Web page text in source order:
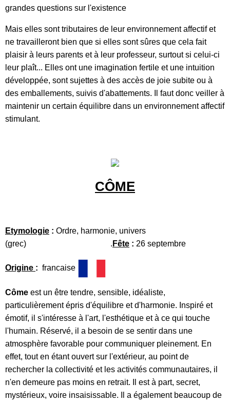
grandes questions sur l'existence
Mais elles sont tributaires de leur environnement affectif et
ne travailleront bien que si elles sont sûres que cela fait
plaisir à leurs parents et à leur professeur, surtout si celui-ci
leur plaît... Elles ont une imagination fertile et une intuition
développée, sont sujettes à des accès de joie subite ou à
des emballements, suivis d'abattements. Il faut donc veiller à
maintenir un certain équilibre dans un environnement affectif
stimulant.
CÔME
Etymologie : Ordre, harmonie, univers
(grec) . Fête : 26 septembre
Origine : francaise
Côme est un être tendre, sensible, idéaliste,
particulièrement épris d'équilibre et d'harmonie. Inspiré et
émotif, il s'intéresse à l'art, l'esthétique et à ce qui touche
l'humain. Réservé, il a besoin de se sentir dans une
atmosphère favorable pour communiquer pleinement. En
effet, tout en étant ouvert sur l'extérieur, au point de
rechercher la collectivité et les activités communautaires, il
n'en demeure pas moins en retrait. Il est à part, secret,
mystérieux, voire insaisissable. Il a également beaucoup de